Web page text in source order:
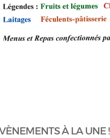
À LA UNE !